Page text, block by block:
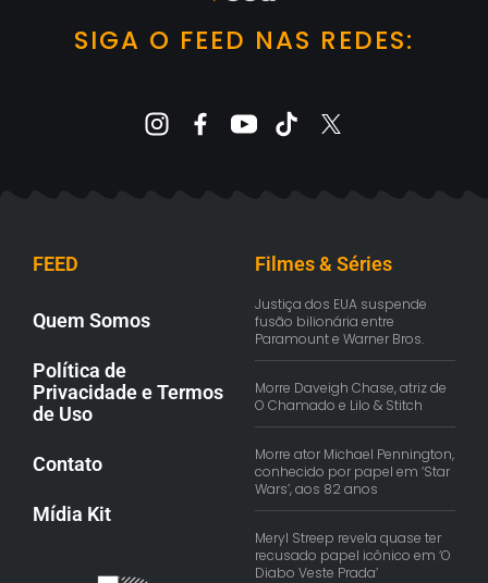
SIGA O FEED NAS REDES:
FEED
Quem Somos
Política de
Privacidade e Termos
de Uso
Contato
Mídia Kit
Filmes & Séries
Justiça dos EUA suspende
fusão bilionária entre
Paramount e Warner Bros.
Morre Daveigh Chase, atriz de
O Chamado e Lilo & Stitch
Morre ator Michael Pennington,
conhecido por papel em ‘Star
Wars’, aos 82 anos
Meryl Streep revela quase ter
recusado papel icônico em ‘O
Diabo Veste Prada’